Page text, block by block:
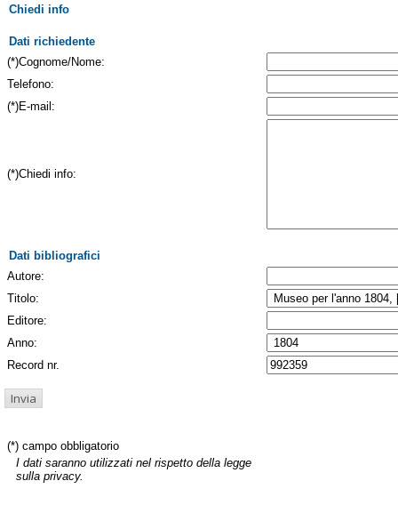
Chiedi info
Dati richiedente
(*)Cognome/Nome:
Telefono:
(*)E-mail:
(*)Chiedi info:
Dati bibliografici
Autore:
Titolo:
Editore:
Anno:
Record nr.
(*) campo obbligatorio
I dati saranno utilizzati nel rispetto della legge
sulla privacy.